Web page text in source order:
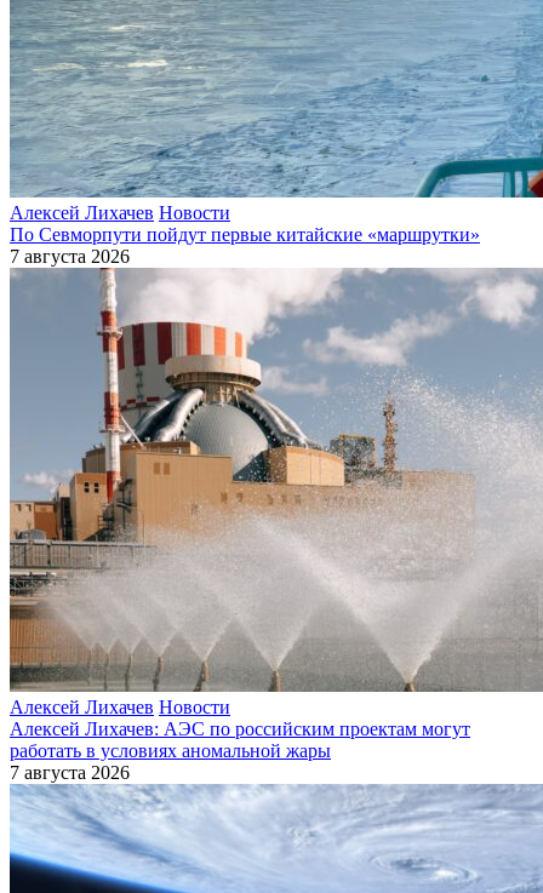
Алексей Лихачев Новости
По Севморпути пойдут первые китайские «маршрутки»
7 августа 2026
Алексей Лихачев Новости
Алексей Лихачев: АЭС по российским проектам могут
работать в условиях аномальной жары
7 августа 2026